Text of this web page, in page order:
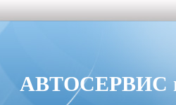
АВТОСЕРВИС в